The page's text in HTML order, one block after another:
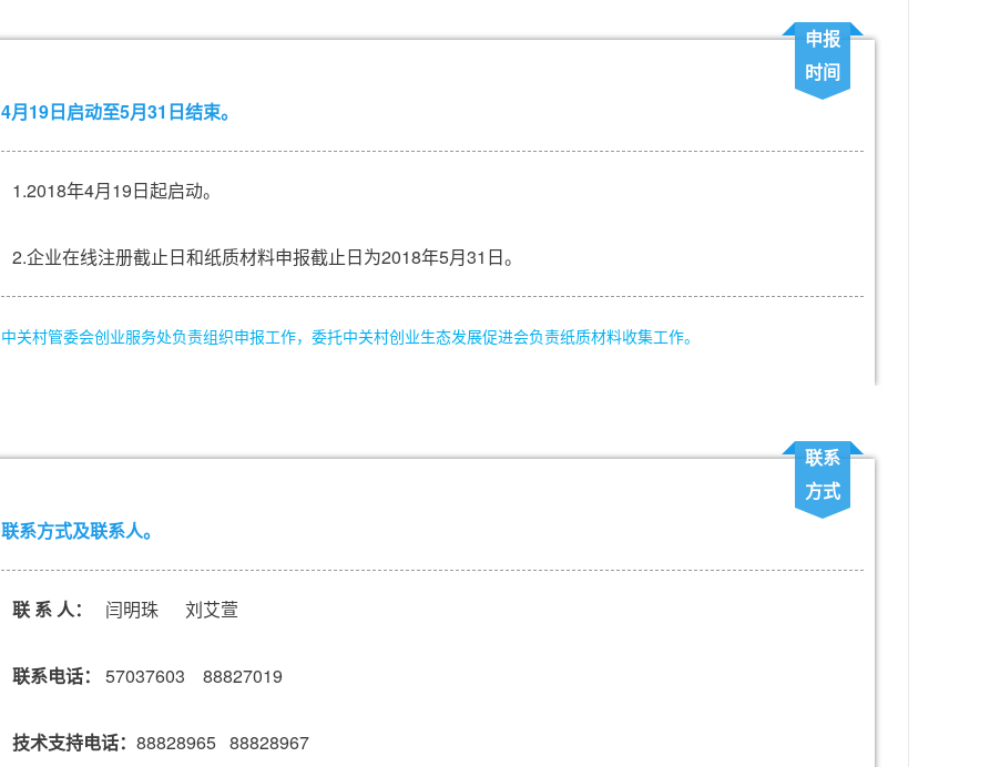
申报
时间
4月19日启动至5月31日结束。
1.2018年4月19日起启动。
2.企业在线注册截止日和纸质材料申报截止日为2018年5月31日。
中关村管委会创业服务处负责组织申报工作，委托中关村创业生态发展促进会负责纸质材料收集工作。
联系
方式
联系方式及联系人。
联 系 人： 闫明珠 刘艾萱
联系电话： 57037603 88827019
技术支持电话： 88828965 88828967